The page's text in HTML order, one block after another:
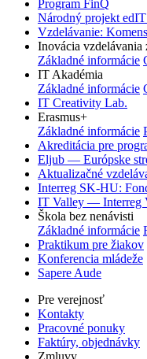
Program FinQ
Národný projekt
Vzdelávanie:
Inovácia vzdelávania
Základné informácie
IT Akadémia
Základné informácie
IT Creativity Lab.
Erasmus+
Základné informácie
Akreditácia pre
Eljub — Európske
Aktualizačné
Interreg SK-HU:
IT Valley — Interreg
Škola bez nenávisti
Základné informácie
Praktikum pre žiakov
Konferencia mládeže
Sapere Aude
Pre verejnosť
Kontakty
Pracovné ponuky
Faktúry, objednávky
Zmluvy